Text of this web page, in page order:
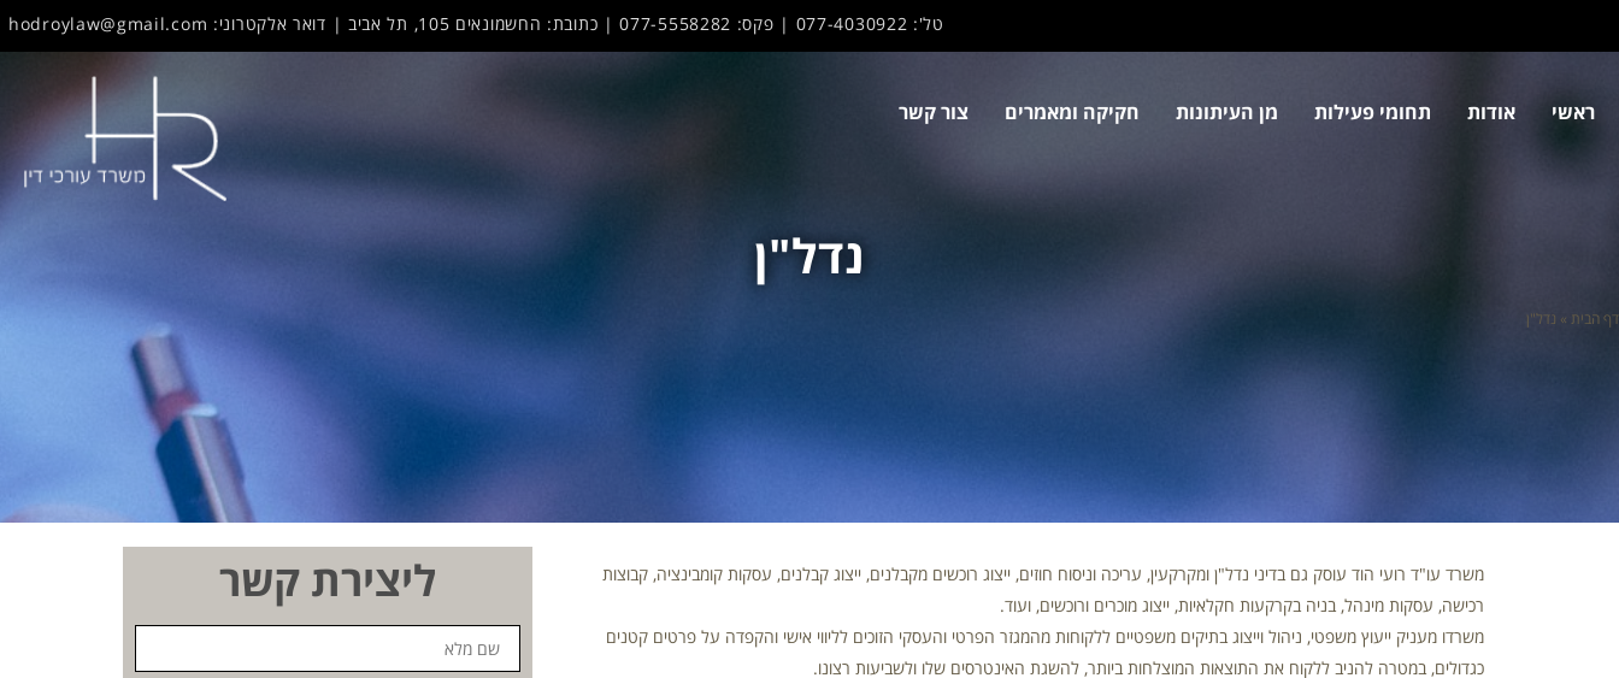
טל': 077-4030922 | פקס: 077-5558282 | כתובת: החשמונאים 105, תל אביב | דואר אלקטרוני: hodroylaw@gmail.com
ראשי אודות תחומי פעילות מן העיתונות חקיקה ומאמרים צור קשר
נדל"ן
דף הבית » נדל"ן
משרד עו"ד רועי הוד עוסק גם בדיני נדל"ן ומקרקעין, עריכה וניסוח חוזים, ייצוג רוכשים מקבלנים, ייצוג קבלנים, עסקות קומבינציה, קבוצות
רכישה, עסקות מינהל, בניה בקרקעות חקלאיות, ייצוג מוכרים ורוכשים, ועוד.
משרדו מעניק ייעוץ משפטי, ניהול וייצוג בתיקים משפטיים ללקוחות מהמגזר הפרטי והעסקי הזוכים לליווי אישי והקפדה על פרטים קטנים
כגדולים, במטרה להניב ללקוח את התוצאות המוצלחות ביותר, להשגת האינטרסים שלו ולשביעות רצונו.
ליצירת קשר
שם
מלא